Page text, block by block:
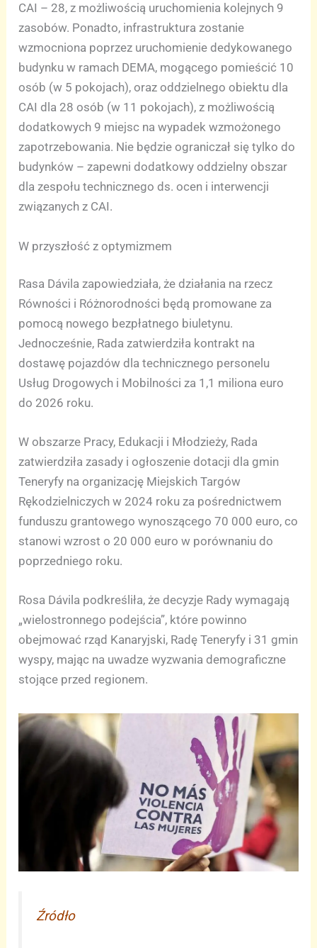
CAI – 28, z możliwością uruchomienia kolejnych 9
zasobów. Ponadto, infrastruktura zostanie
wzmocniona poprzez uruchomienie dedykowanego
budynku w ramach DEMA, mogącego pomieścić 10
osób (w 5 pokojach), oraz oddzielnego obiektu dla
CAI dla 28 osób (w 11 pokojach), z możliwością
dodatkowych 9 miejsc na wypadek wzmożonego
zapotrzebowania. Nie będzie ograniczał się tylko do
budynków – zapewni dodatkowy oddzielny obszar
dla zespołu technicznego ds. ocen i interwencji
związanych z CAI.
W przyszłość z optymizmem
Rasa Dávila zapowiedziała, że działania na rzecz
Równości i Różnorodności będą promowane za
pomocą nowego bezpłatnego biuletynu.
Jednocześnie, Rada zatwierdziła kontrakt na
dostawę pojazdów dla technicznego personelu
Usług Drogowych i Mobilności za 1,1 miliona euro
do 2026 roku.
W obszarze Pracy, Edukacji i Młodzieży, Rada
zatwierdziła zasady i ogłoszenie dotacji dla gmin
Teneryfy na organizację Miejskich Targów
Rękodzielniczych w 2024 roku za pośrednictwem
funduszu grantowego wynoszącego 70 000 euro, co
stanowi wzrost o 20 000 euro w porównaniu do
poprzedniego roku.
Rosa Dávila podkreśliła, że decyzje Rady wymagają
„wielostronnego podejścia”, które powinno
obejmować rząd Kanaryjski, Radę Teneryfy i 31 gmin
wyspy, mając na uwadze wyzwania demograficzne
stojące przed regionem.
Źródło